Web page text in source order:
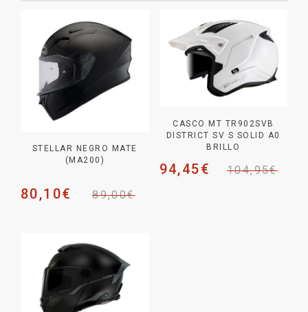
STELLAR NEGRO MATE
(MA200)
89,00€
80,10€
CASCO MT TR902SVB
DISTRICT SV S SOLID A0
BRILLO
104,95€
94,45€